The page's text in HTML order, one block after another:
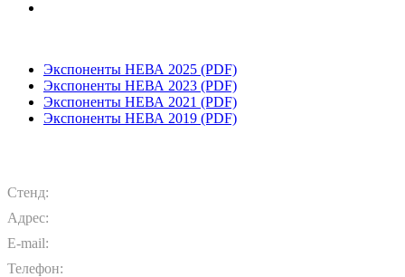
Экспоненты НЕВА 2025 (PDF)
Экспоненты НЕВА 2023 (PDF)
Экспоненты НЕВА 2021 (PDF)
Экспоненты НЕВА 2019 (PDF)
Стенд:
Адрес:
E-mail:
Телефон: